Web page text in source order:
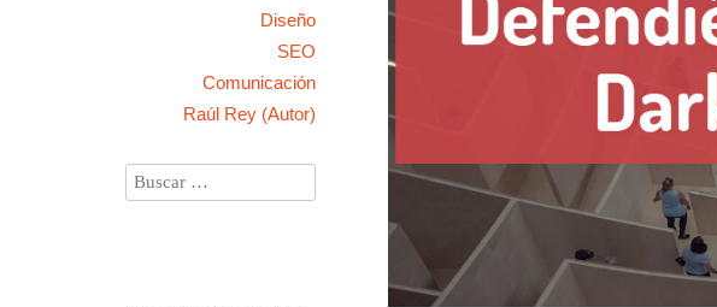
Diseño
SEO
Comunicación
Raúl Rey (Autor)